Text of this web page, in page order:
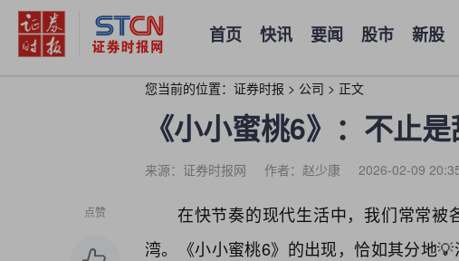
首页 快讯 要闻 股市 新股
您当前的位置： 证券时报 > 公司 > 正文
《小小蜜桃6》：不止
来源：证券时报网 作者：赵少康 2026-02-09
点赞
在快节奏的现代生活中，我们常常
湾。《小小蜜桃6》的出现，恰如其分地